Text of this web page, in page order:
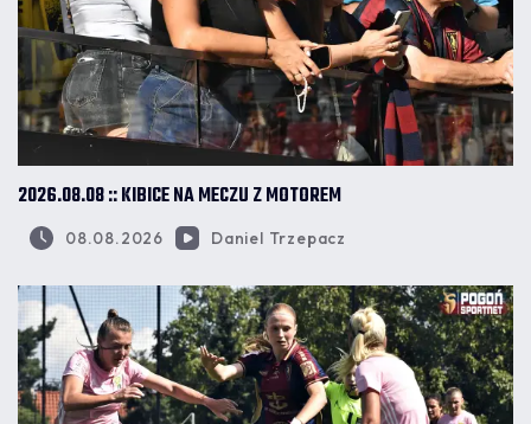
2026.08.08 :: KIBICE NA MECZU Z MOTOREM
08.08.2026 Daniel Trzepacz